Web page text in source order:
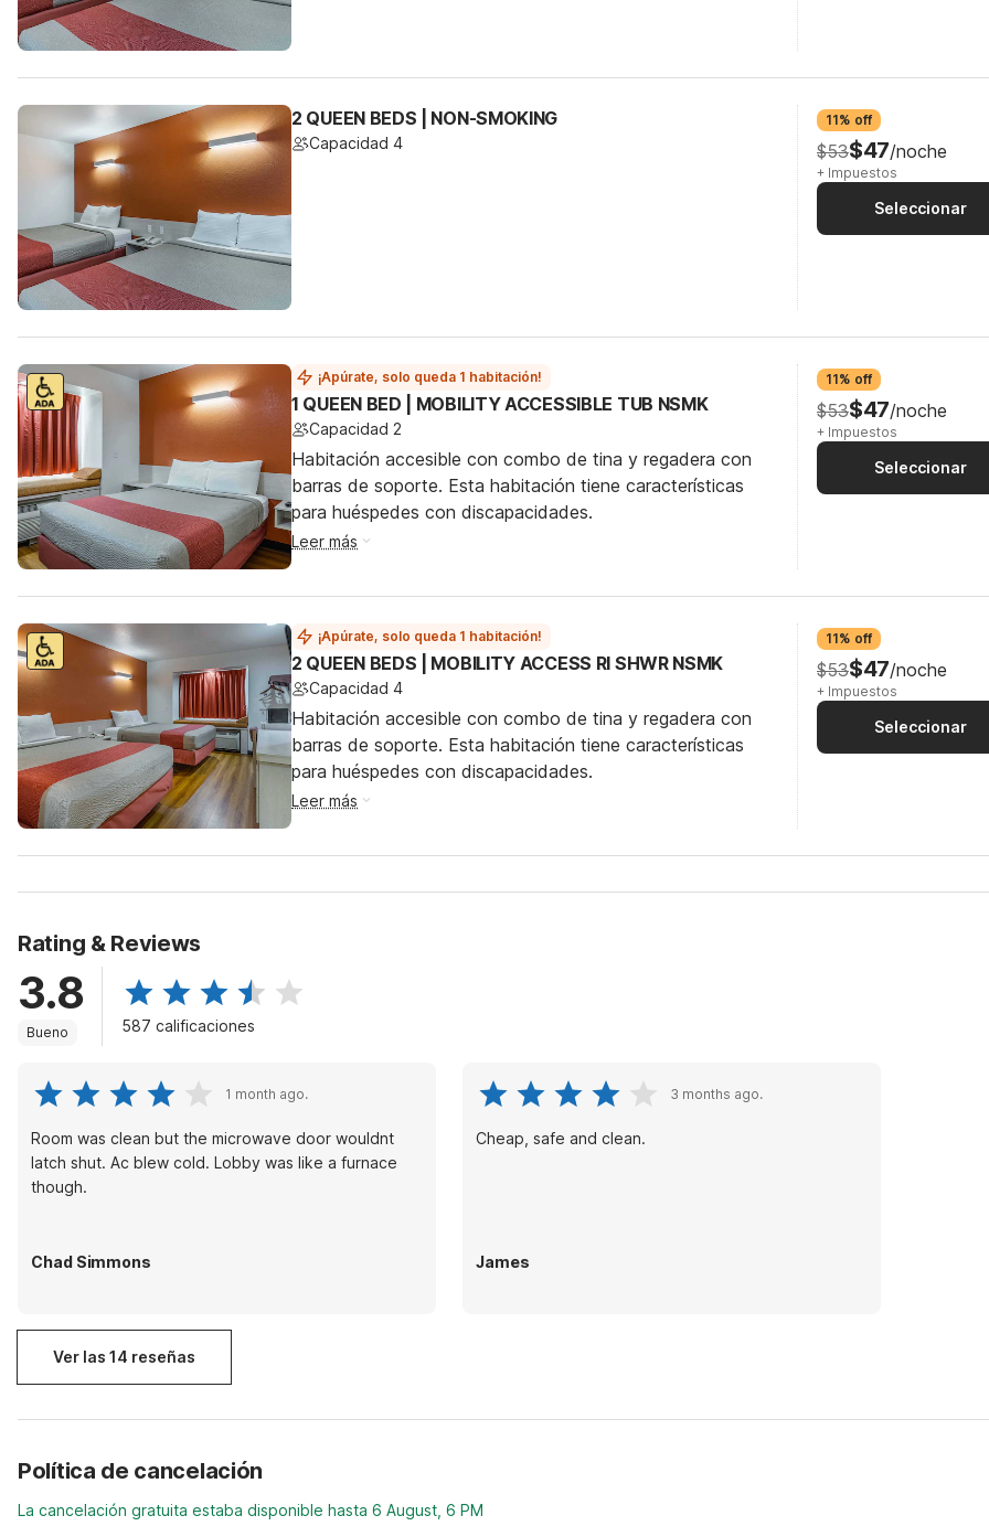
2 QUEEN BEDS | NON-SMOKING
Capacidad 4
11% off
$53$47/noche
+ Impuestos
Seleccionar
¡Apúrate, solo queda 1 habitación!
1 QUEEN BED | MOBILITY ACCESSIBLE TUB NSMK
Capacidad 2
Habitación accesible con combo de tina y regadera con
barras de soporte. Esta habitación tiene características
para huéspedes con discapacidades.
Leer más
11% off
$53$47/noche
+ Impuestos
Seleccionar
¡Apúrate, solo queda 1 habitación!
2 QUEEN BEDS | MOBILITY ACCESS RI SHWR NSMK
Capacidad 4
Habitación accesible con combo de tina y regadera con
barras de soporte. Esta habitación tiene características
para huéspedes con discapacidades.
Leer más
11% off
$53$47/noche
+ Impuestos
Seleccionar
Rating & Reviews
3.8
Bueno 587 calificaciones
1 month ago.
Room was clean but the microwave door wouldnt
latch shut. Ac blew cold. Lobby was like a furnace
though.
Chad Simmons
3 months ago.
Cheap, safe and clean.
James
Ver las 14 reseñas
Política de cancelación
La cancelación gratuita estaba disponible hasta 6 August, 6 PM